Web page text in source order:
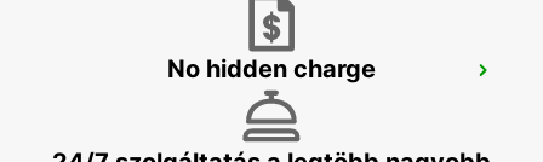
No hidden charge